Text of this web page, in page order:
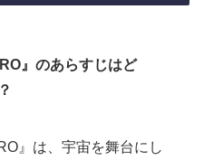
』のあらすじはど
』は、宇宙を舞台にし